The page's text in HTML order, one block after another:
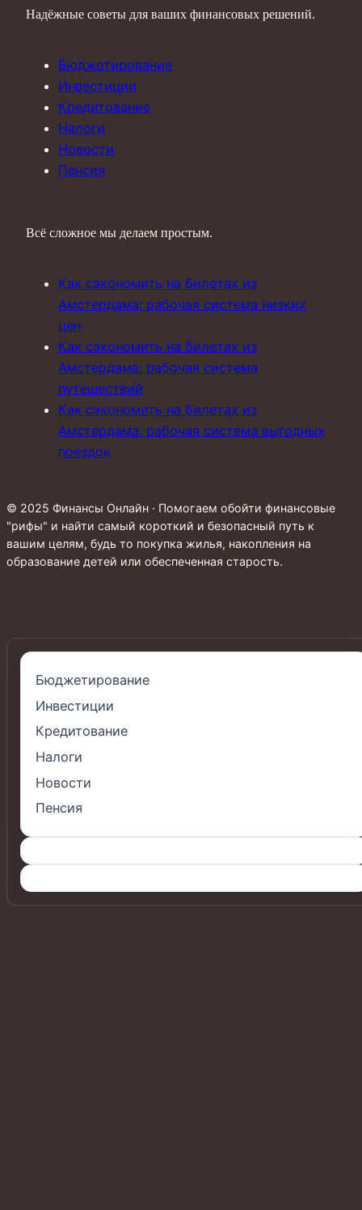
Надёжные советы для ваших финансовых решений.
Бюджетирование
Инвестиции
Кредитование
Налоги
Новости
Пенсия
Всё сложное мы делаем простым.
Как сэкономить на билетах из
Амстердама: рабочая система низких
цен
Как сэкономить на билетах из
Амстердама: рабочая система
путешествий
Как сэкономить на билетах из
Амстердама: рабочая система выгодных
поездок
© 2025 Финансы Онлайн · Помогаем обойти финансовые
"рифы" и найти самый короткий и безопасный путь к
вашим целям, будь то покупка жилья, накопления на
образование детей или обеспеченная старость.
Бюджетирование
Инвестиции
Кредитование
Налоги
Новости
Пенсия